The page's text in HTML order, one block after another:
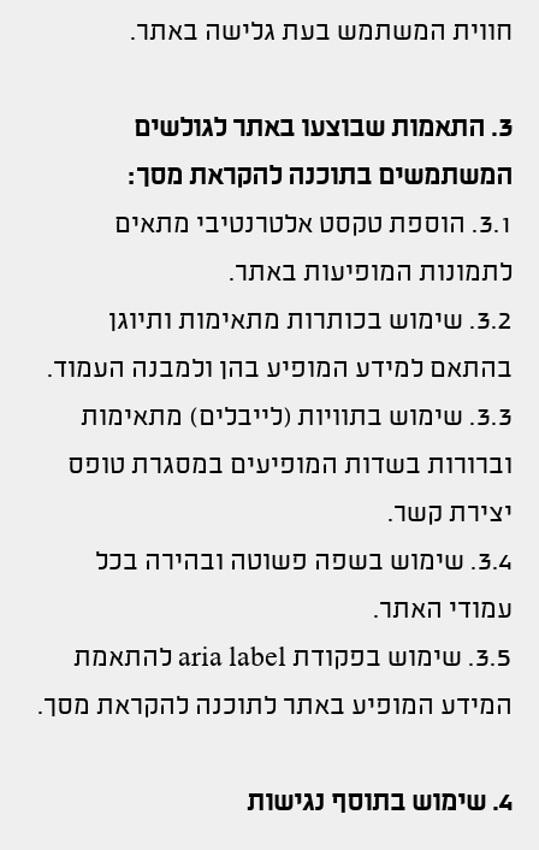
חווית המשתמש בעת גלישה באתר.
3. התאמות שבוצעו באתר לגולשים
המשתמשים בתוכנה להקראת מסך:
3.1. הוספת טקסט אלטרנטיבי מתאים
לתמונות המופיעות באתר.
3.2. שימוש בכותרות מתאימות ותיוגן
בהתאם למידע המופיע בהן ולמבנה העמוד.
3.3. שימוש בתוויות (לייבלים) מתאימות
וברורות בשדות המופיעים במסגרת טופס
יצירת קשר.
3.4. שימוש בשפה פשוטה ובהירה בכל
עמודי האתר.
3.5. שימוש בפקודת aria label להתאמת
המידע המופיע באתר לתוכנה להקראת מסך.
4. שימוש בתוסף נגישות